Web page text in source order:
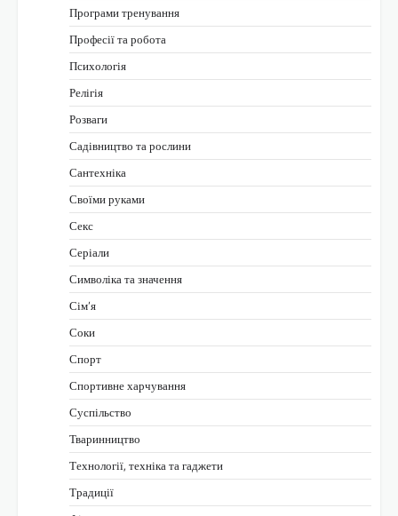
Програми тренування
Професії та робота
Психологія
Релігія
Розваги
Садівництво та рослини
Сантехніка
Своїми руками
Секс
Серіали
Символіка та значення
Сім’я
Соки
Спорт
Спортивне харчування
Суспільство
Тваринництво
Технології, техніка та гаджети
Традиції